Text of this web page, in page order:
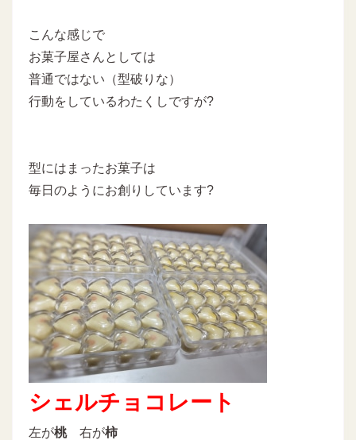
こんな感じで
お菓子屋さんとしては
普通ではない（型破りな）
行動をしているわたくしですが?
型にはまったお菓子は
毎日のようにお創りしています?
シェルチョコレート
左が桃右が柿